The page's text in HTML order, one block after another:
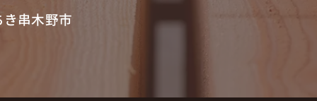
串木野市